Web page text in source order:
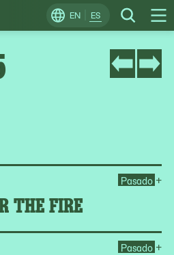
EN ES Search
Change
Locale
THE FIRE
Pasado +
Pasado +